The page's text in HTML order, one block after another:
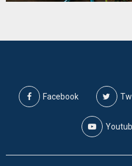
Facebook